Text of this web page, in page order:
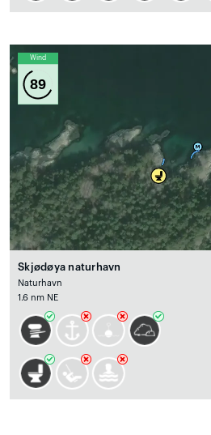
Wind
89
Skjødøya naturhavn
Naturhavn
1.6 nm NE